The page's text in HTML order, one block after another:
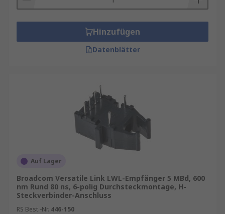
Hinzufügen
Datenblätter
Auf Lager
Broadcom Versatile Link LWL-Empfänger 5 MBd, 600
nm Rund 80 ns, 6-polig Durchsteckmontage, H-
Steckverbinder-Anschluss
RS Best.-Nr. 446-150